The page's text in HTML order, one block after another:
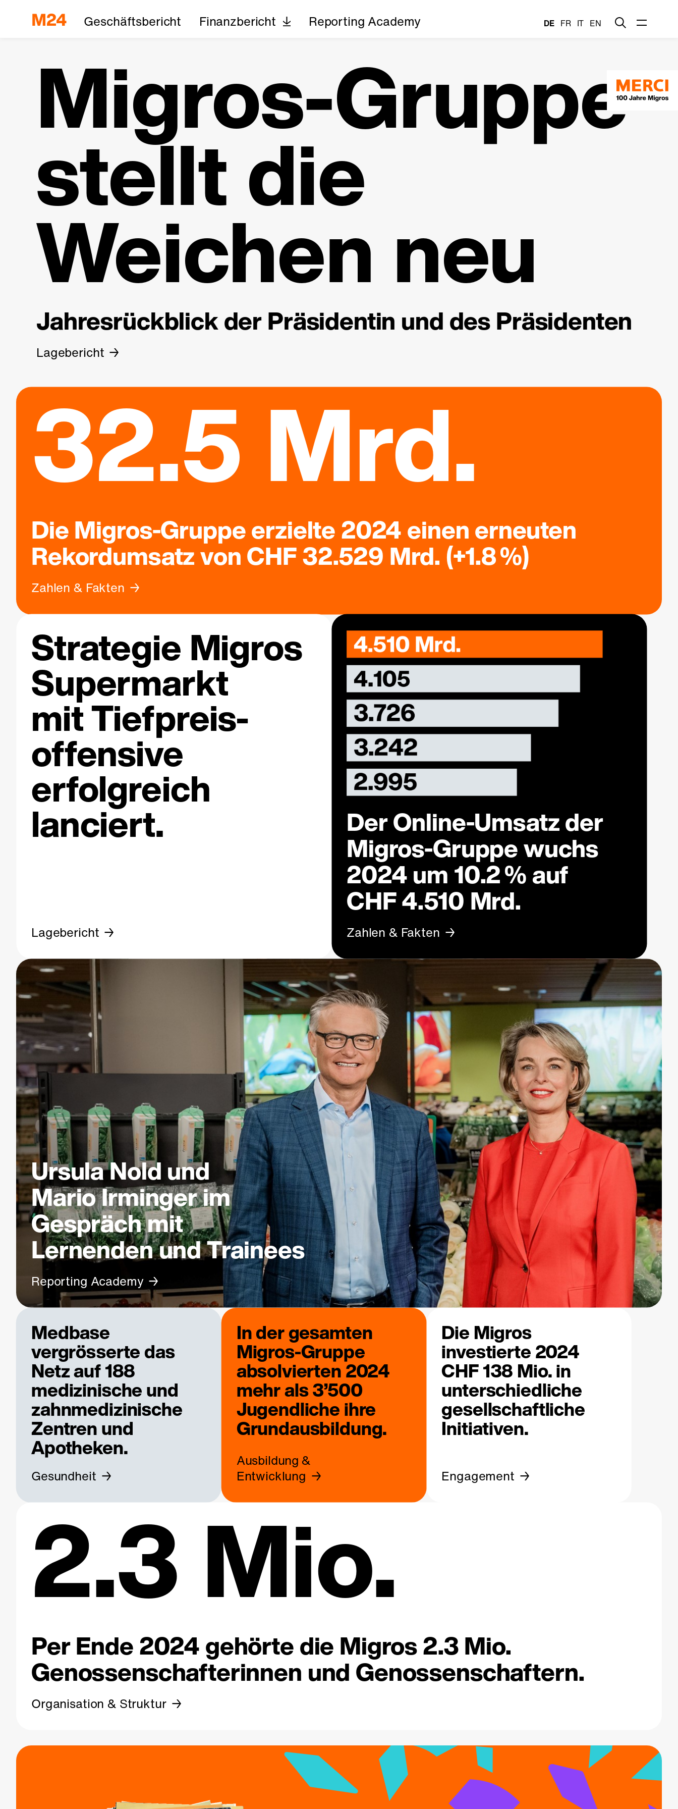
Geschäftsbericht Finanzbericht Reporting Academy DE FR IT EN
Migros-Gruppe
stellt die
Weichen neu
Jahresrückblick der Präsidentin und des Präsidenten
Lagebericht
32.5 Mrd.
Die Migros-Gruppe erzielte 2024 einen erneuten
Rekordumsatz von CHF 32.529 Mrd. (+1.8 %)
Zahlen & Fakten
Strategie Migros
Supermarkt
mit Tiefpreis-
offensive
erfolgreich
lanciert.
Lagebericht
Der Online-Umsatz der
Migros-Gruppe wuchs
2024 um 10.2 % auf
CHF 4.510 Mrd.
Zahlen & Fakten
Ursula Nold und
Mario Irminger im
Gespräch mit
Lernenden und Trainees
Reporting Academy
Medbase
vergrösserte das
Netz auf 188
medizinische und
zahnmedizinische
Zentren und
Apotheken.
Gesundheit
In der gesamten
Migros-Gruppe
absolvierten 2024
mehr als 3’500
Jugendliche ihre
Grundausbildung.
Ausbildung &
Entwicklung
Die Migros
investierte 2024
CHF 138 Mio. in
unterschiedliche
gesellschaftliche
Initiativen.
Engagement
2.3 Mio.
Per Ende 2024 gehörte die Migros 2.3 Mio.
Genossenschafterinnen und Genossenschaftern.
Organisation & Struktur